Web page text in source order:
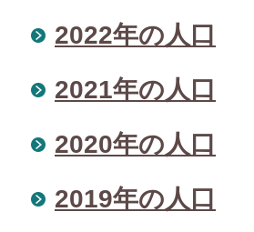
2022年の人口
2021年の人口
2020年の人口
2019年の人口